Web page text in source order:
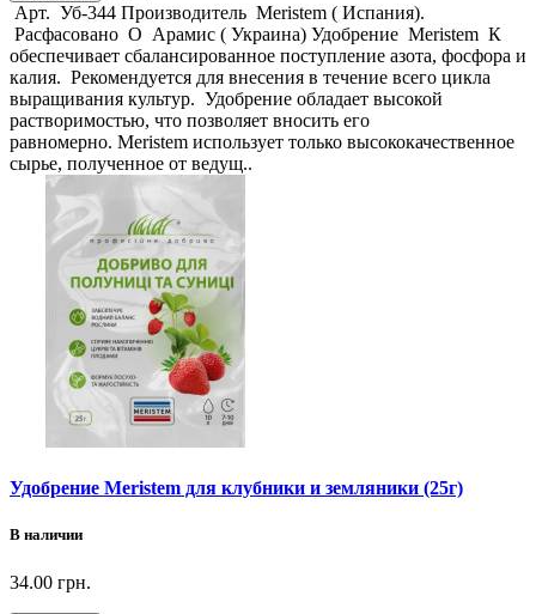
Арт. Уб-344 Производитель Meristem ( Испания).
Расфасовано О Арамис ( Украина) Удобрение Meristem К
обеспечивает сбалансированное поступление азота, фосфора и
калия. Рекомендуется для внесения в течение всего цикла
выращивания культур. Удобрение обладает высокой
растворимостью, что позволяет вносить его
равномерно. Meristem использует только высококачественное
сырье, полученное от ведущ..
Удобрение Meristem для клубники и земляники (25г)
В наличии
34.00 грн.